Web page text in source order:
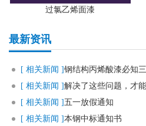
过氯乙烯面漆
最新资讯
[ 相关新闻 ]
[ 相关新闻 ]
[ 相关新闻 ]五一放假通知
[ 相关新闻 ]本钢中标通知书